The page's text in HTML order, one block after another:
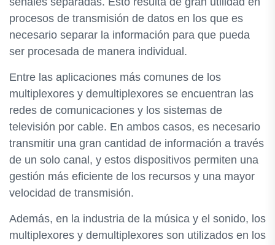
procesos de transmisión de datos en los que es
necesario separar la información para que pueda
ser procesada de manera individual.
Entre las aplicaciones más comunes de los
multiplexores y demultiplexores se encuentran las
redes de comunicaciones y los sistemas de
televisión por cable. En ambos casos, es necesario
transmitir una gran cantidad de información a través
de un solo canal, y estos dispositivos permiten una
gestión más eficiente de los recursos y una mayor
velocidad de transmisión.
Además, en la industria de la música y el sonido, los
multiplexores y demultiplexores son utilizados en los